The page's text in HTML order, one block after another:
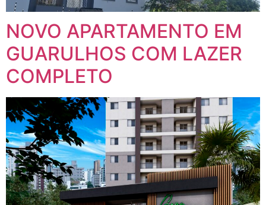
NOVO APARTAMENTO EM
GUARULHOS COM LAZER
COMPLETO